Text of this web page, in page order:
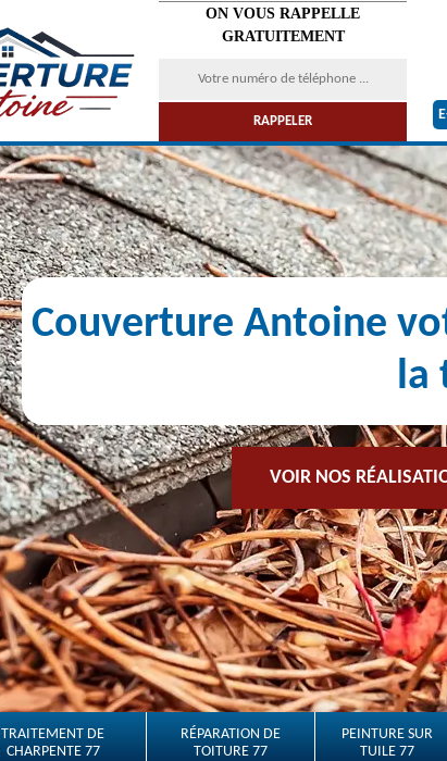
ON VOUS RAPPELLE
GRATUITEMENT
Couverture Antoine
la
VOIR NOS
TRAITEMENT DE
CHARPENTE 77
RÉPARATION DE
TOITURE 77
PEINTURE SUR
TUILE 77